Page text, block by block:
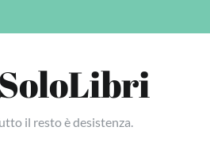
il resto è desistenza.